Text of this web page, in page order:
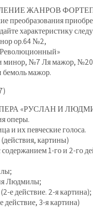
ЖАНРОВ
преобразования
характеристику
ор.64 №2,
минор, №7 Ля мажор, №20
мажор.
«РУСЛАН И
оперы.
и их певческие голоса.
картины)
содержанием 1-го и 2-го
Людмилы;
е действие. 2-я картина);
действие, 3-я картина)